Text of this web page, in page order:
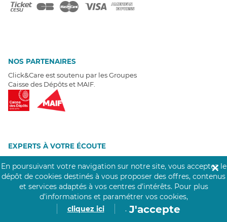
NOS PARTENAIRES
Click&Care est soutenu par les Groupes
Caisse des Dépôts et MAIF.
EXPERTS À VOTRE ÉCOUTE
téléphone 7/7.
Être rappelé aujourd'hui
MOIGNAGES CLIENTS
En poursuivant votre navigation sur notre site, vous acceptez le
dépôt de cookies destinés à vous proposer des offres, contenus
et services adaptés à vos centres d’intérêts. Pour plus
d’informations et paramétrer vos cookies,
cliquez ici
. J'accepte
✕